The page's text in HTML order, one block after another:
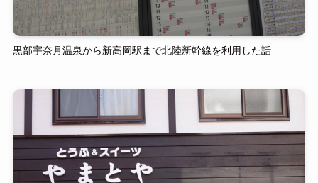
黒部宇奈月温泉から新高岡駅まで北陸新幹線を利用した話